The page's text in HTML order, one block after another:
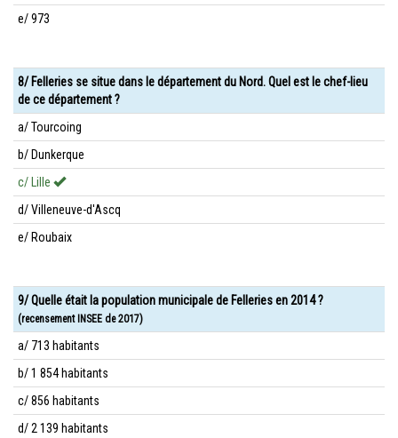
e/ 973
8/ Felleries se situe dans le département du Nord. Quel est le chef-lieu
de ce département ?
a/ Tourcoing
b/ Dunkerque
c/ Lille
d/ Villeneuve-d'Ascq
e/ Roubaix
9/ Quelle était la population municipale de Felleries en 2014 ?
(recensement INSEE de 2017)
a/ 713 habitants
b/ 1 854 habitants
c/ 856 habitants
d/ 2 139 habitants